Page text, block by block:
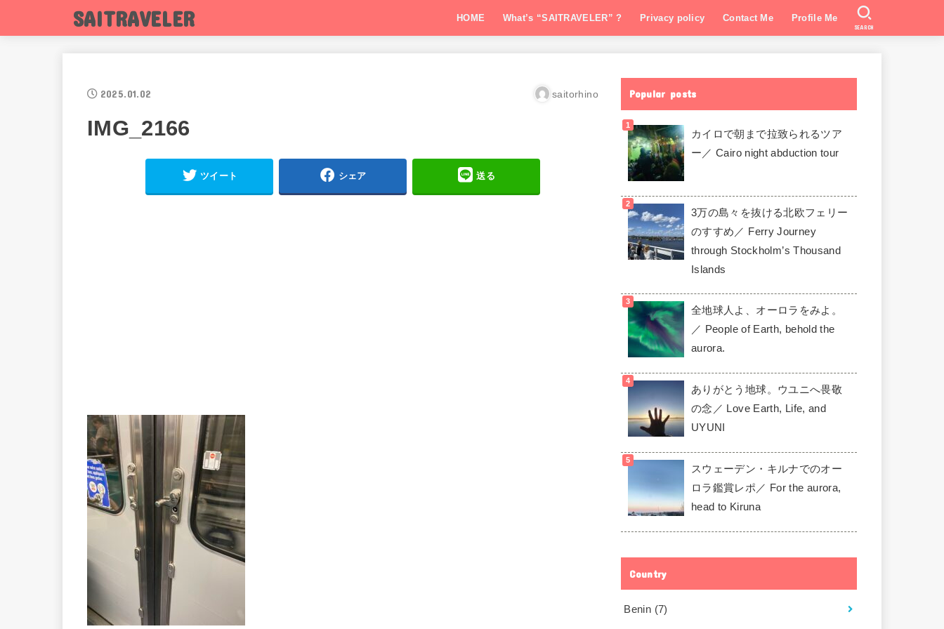
SAITRAVELER HOME What’s “SAITRAVELER” ? Privacy policy Contact Me Profile Me
SEARCH
2025.01.02 saitorhino
IMG_2166
ツイート シェア 送る
Popular posts
カイロで朝まで拉致られるツア
ー／ Cairo night abduction tour
3万の島々を抜ける北欧フェリー
のすすめ／ Ferry Journey
through Stockholm’s Thousand
Islands
全地球人よ、オーロラをみよ。
／ People of Earth, behold the
aurora.
ありがとう地球。ウユニへ畏敬
の念／ Love Earth, Life, and
UYUNI
スウェーデン・キルナでのオー
ロラ鑑賞レポ／ For the aurora,
head to Kiruna
Country
Benin (7)